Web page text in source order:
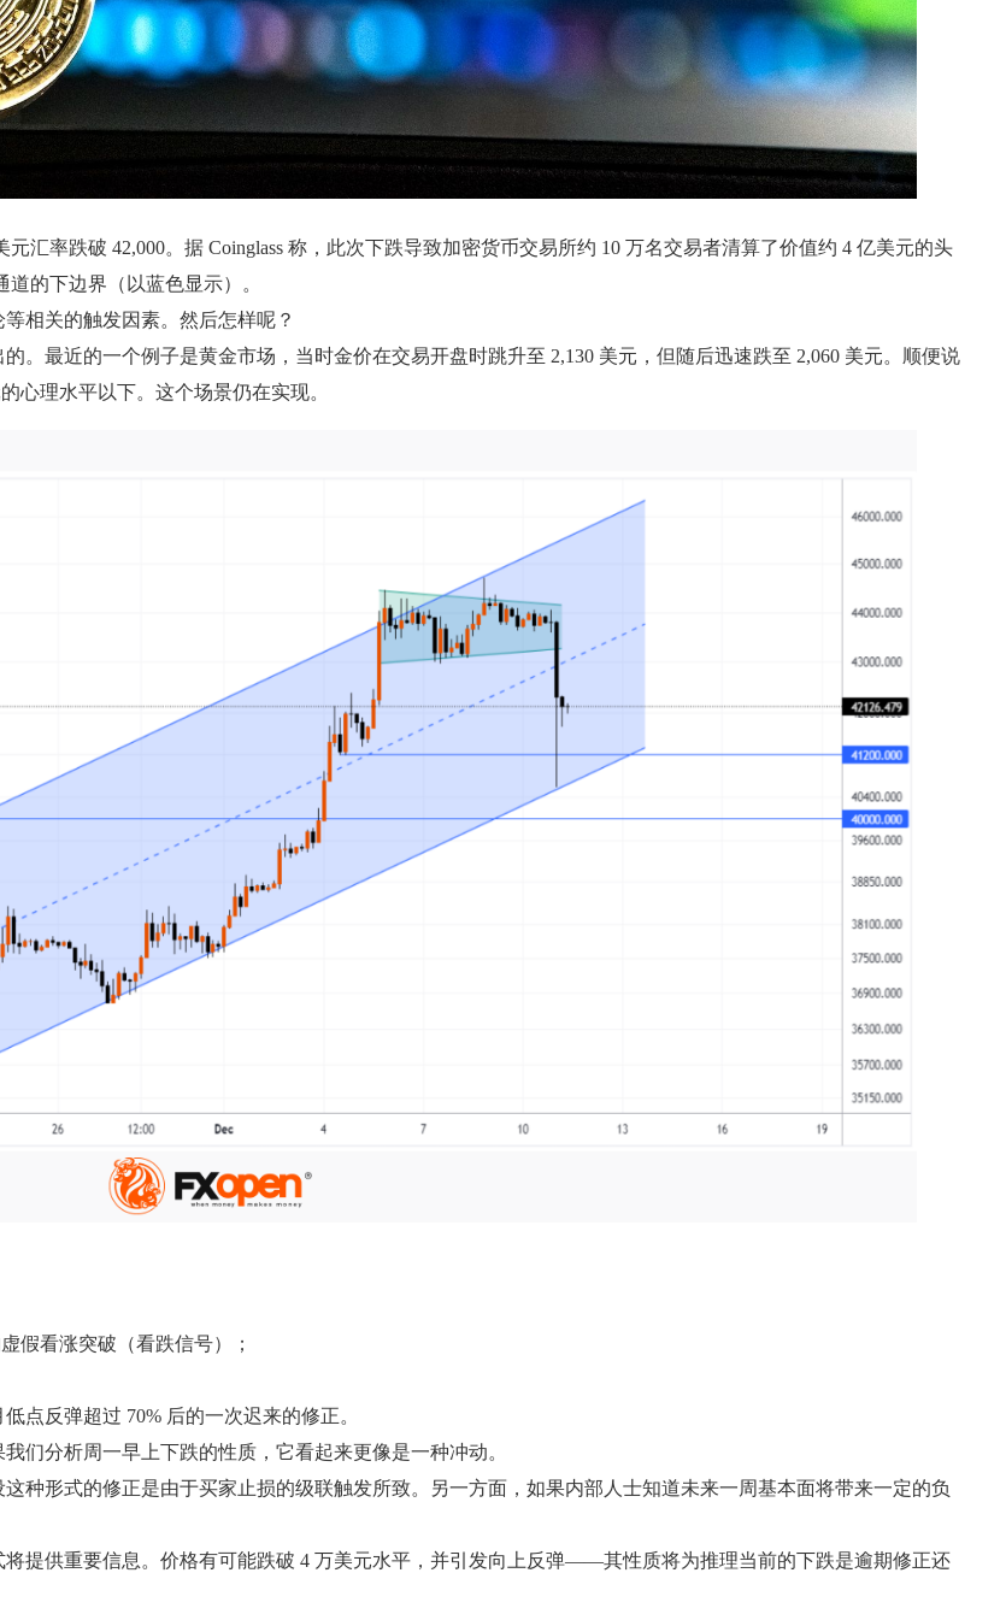
汇率跌破 42,000。据 Coinglass 称，此次下跌导致加密货币交易所约 10 万名交易者清算了价值约 4 亿美元的头
的下边界（以蓝色显示）。
相关的触发因素。然后怎样呢？
。最近的一个例子是黄金市场，当时金价在交易开盘时跳升至 2,130 美元，但随后迅速跌至 2,060 美元。顺便说
心理水平以下。这个场景仍在实现。
假看涨突破（看跌信号）；
点反弹超过 70% 后的一次迟来的修正。
们分析周一早上下跌的性质，它看起来更像是一种冲动。
种形式的修正是由于买家止损的级联触发所致。另一方面，如果内部人士知道未来一周基本面将带来一定的负
提供重要信息。价格有可能跌破 4 万美元水平，并引发向上反弹——其性质将为推理当前的下跌是逾期修正还